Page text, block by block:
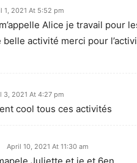
1, 2021 At 5:52 pm
Alice je travail pour
activité merci pour
3, 2021 At 4:27 pm
cool tous ces activités
April 10, 2021 At 11:30 am